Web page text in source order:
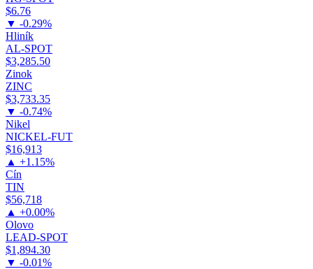
$6.76
▼ -0.29%
Hliník
AL-SPOT
$3,285.50
Zinok
ZINC
$3,733.35
▼ -0.74%
Nikel
NICKEL-FUT
$16,913
▲ +1.15%
Cín
TIN
$56,718
▲ +0.00%
Olovo
LEAD-SPOT
$1,894.30
▼ -0.01%